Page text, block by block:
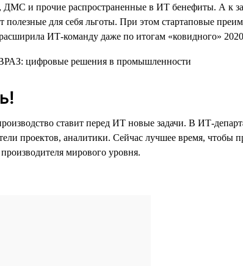
и прочие распространенные в ИТ бенефиты. А к
для себя льготы. При этом стартаповые
ИТ-команду даже по итогам «ковидного»
ставит перед ИТ новые задачи. В ИТ-
проектов, аналитики. Сейчас лучшее время, чтобы
мирового уровня.